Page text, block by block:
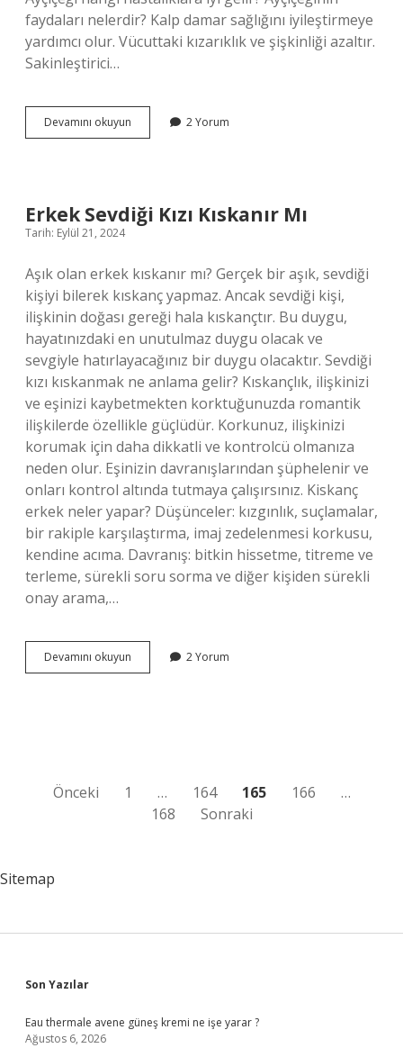
faydaları nelerdir? Kalp damar sağlığını iyileştirmeye
yardımcı olur. Vücuttaki kızarıklık ve şişkinliği azaltır.
Sakinleştirici…
Devamını okuyun
Çekirdeğin
2 Yorum
Erkek Sevdiği Kızı Kıskanır Mı
Tarih: Eylül 21, 2024
Aşık olan erkek kıskanır mı? Gerçek bir aşık, sevdiği
kişiyi bilerek kıskanç yapmaz. Ancak sevdiği kişi,
ilişkinin doğası gereği hala kıskançtır. Bu duygu,
hayatınızdaki en unutulmaz duygu olacak ve
sevgiyle hatırlayacağınız bir duygu olacaktır. Sevdiği
kızı kıskanmak ne anlama gelir? Kıskançlık, ilişkinizi
ve eşinizi kaybetmekten korktuğunuzda romantik
ilişkilerde özellikle güçlüdür. Korkunuz, ilişkinizi
korumak için daha dikkatli ve kontrolcü olmanıza
neden olur. Eşinizin davranışlarından şüphelenir ve
onları kontrol altında tutmaya çalışırsınız. Kiskanç
erkek neler yapar? Düşünceler: kızgınlık, suçlamalar,
bir rakiple karşılaştırma, imaj zedelenmesi korkusu,
kendine acıma. Davranış: bitkin hissetme, titreme ve
terleme, sürekli soru sorma ve diğer kişiden sürekli
onay arama,…
Devamını okuyun
Sevdiği
2 Yorum
Yazı
sayfalaması
Önceki 1 … 164 165 166
…
168
Sonraki
Sitemap
Sidebar
Son Yazılar
Eau thermale avene güneş kremi ne işe yarar ?
Ağustos 6, 2026